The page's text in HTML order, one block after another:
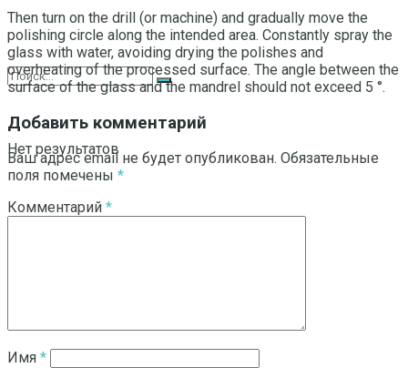
Нет результатов
Смотреть все результаты
Then turn on the drill (or machine) and gradually move the
polishing circle along the intended area. Constantly spray the
glass with water, avoiding drying the polishes and
overheating of the processed surface. The angle between the
surface of the glass and the mandrel should not exceed 5 °.
Добавить комментарий
Ваш адрес email не будет опубликован. Обязательные
поля помечены *
Комментарий *
Имя *